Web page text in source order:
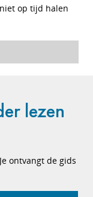
op tijd halen
lezen
ontvangt de gids